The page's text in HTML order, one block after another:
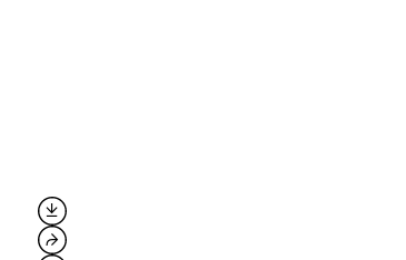

⮫